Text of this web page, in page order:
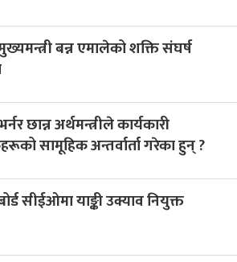
बन्न एमालेको शक्ति संघर्ष
छान्न अर्थमन्त्रीले कार्यकारी
सामूहिक अन्तर्वार्ता गरेका हुन् ?
सीईओमा याङ्की उक्याव नियुक्त